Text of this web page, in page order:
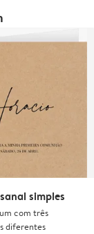
simples
com três
diferentes